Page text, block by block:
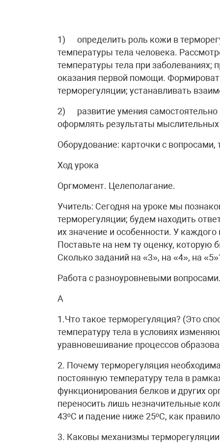
1) определить роль кожи в
температуры тела человека.
температуры тела при заболеваниях;
оказания первой помощи.
терморегуляции; устанавливать
2) развитие умения самостоятельно
оформлять результаты
Оборудование: карточки с
Ход урока
Оргмомент. Целеполагание.
Учитель: Сегодня на уроке мы
терморегуляции; будем находить
их значение и особенности. У
Поставьте на нем ту оценку, которую
Сколько заданий на «3», на «4», на
Работа с разноуровневыми
А
1.Что такое терморегуляция? (Это
температуру тела в условиях
уравновешивание процессов
2. Почему терморегуляция
постоянную температуру тела в
функционирования белков и других
переносить лишь незначительные
43ºС и падение ниже 25ºС, как
3. Каковы механизмы